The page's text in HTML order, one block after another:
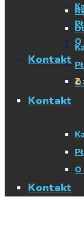
Kontakt
O
Kontakt
Z
Kontakt